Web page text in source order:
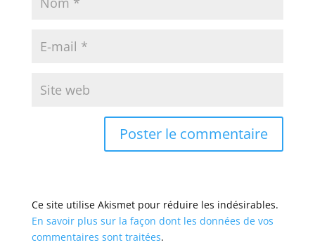
Ce site utilise Akismet pour réduire les indésirables.
En savoir plus sur la façon dont les données de vos
commentaires sont traitées.